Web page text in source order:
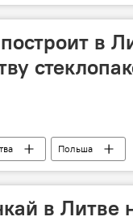
служба
в
Польша
в Литве